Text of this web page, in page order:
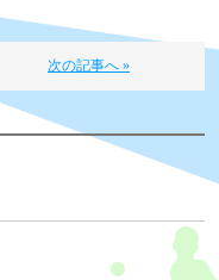
次の記事へ »